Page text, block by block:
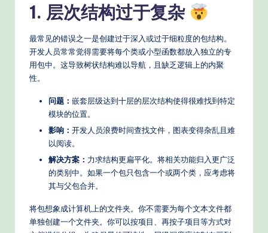
A
o
w
1. 层次结构过于复杂
最常见的错误之一是创建过于深入或过于细粒度的包结构。
开发人员常常觉得需要将每个类或小型函数都放入独立的专
用包中。这导致树状结构难以导航，且缺乏逻辑上的内聚
性。
问题： 嵌套层级达到十层的层次结构使得很难找到特定
模块的位置。
影响： 开发人员浪费时间查找文件，图表变得杂乱且难
以阅读。
解决方案： 力求结构更扁平化。将相关功能归入更广泛
的类别中。如果一个包只包含一个或两个类，应考虑将
其与父包合并。
将包想象成计算机上的文件夹。你不需要为每个文本文件都
单独创建一个文件夹。你可以按项目、再按子项目等方式对